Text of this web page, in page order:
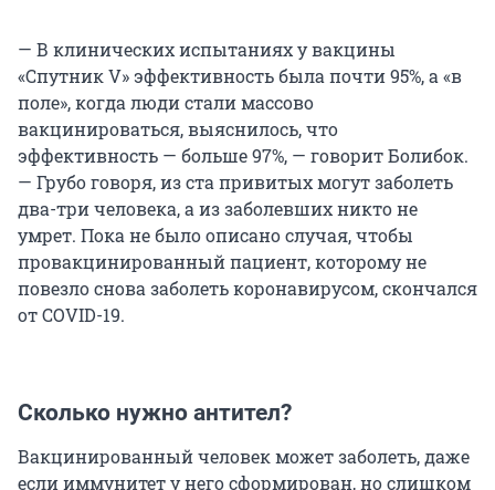
— В клинических испытаниях у вакцины
«Спутник V» эффективность была почти 95%, а «в
поле», когда люди стали массово
вакцинироваться, выяснилось, что
эффективность — больше 97%, — говорит Болибок.
— Грубо говоря, из ста привитых могут заболеть
два-три человека, а из заболевших никто не
умрет. Пока не было описано случая, чтобы
провакцинированный пациент, которому не
повезло снова заболеть коронавирусом, скончался
от COVID-19.
Сколько нужно антител?
Вакцинированный человек может заболеть, даже
если иммунитет у него сформирован, но слишком